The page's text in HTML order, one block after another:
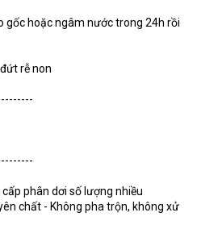
gốc hoặc ngâm nước trong 24h rồi
rễ non
phân dơi số lượng nhiều
chất - Không pha trộn, không xử